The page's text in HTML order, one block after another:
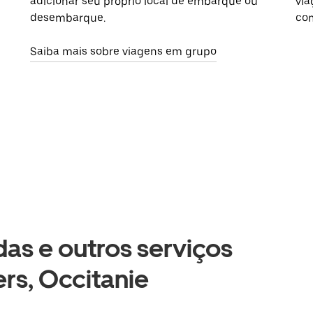
desembarque.
Saiba mais sobre viagens em grupo
e outros serviços
Occitanie